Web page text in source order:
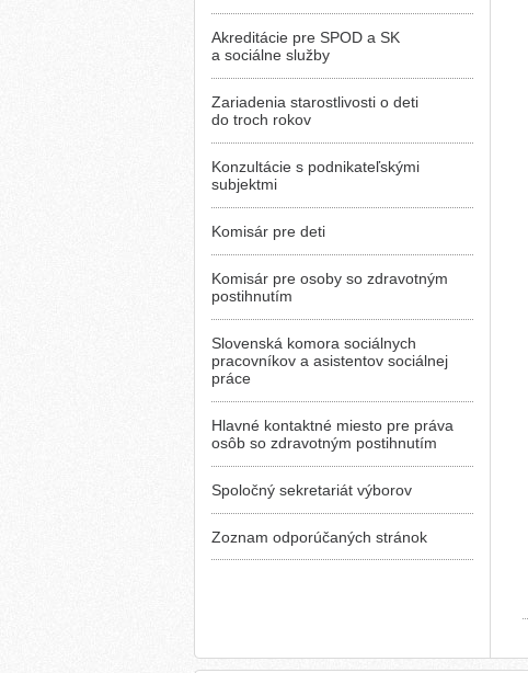
Akreditácie pre SPOD a SK
a sociálne služby
Zariadenia starostlivosti o deti
do troch rokov
Konzultácie s podnikateľskými
subjektmi
Komisár pre deti
Komisár pre osoby so zdravotným
postihnutím
Slovenská komora sociálnych
pracovníkov a asistentov sociálnej
práce
Hlavné kontaktné miesto pre práva
osôb so zdravotným postihnutím
Spoločný sekretariát výborov
Zoznam odporúčaných stránok